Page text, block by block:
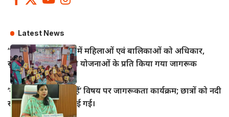
Latest News
“सखी वार्ता” कार्यक्रम में महिलाओं एवं बालिकाओं को अधिकार,
सुरक्षा एवं कल्याणकारी योजनाओं के प्रति किया गया जागरूक
‘नदियाँ क्यों महत्वपूर्ण हैं’ विषय पर जागरूकता कार्यक्रम; छात्रों को नदी
संरक्षण की शपथ दिलाई गई।